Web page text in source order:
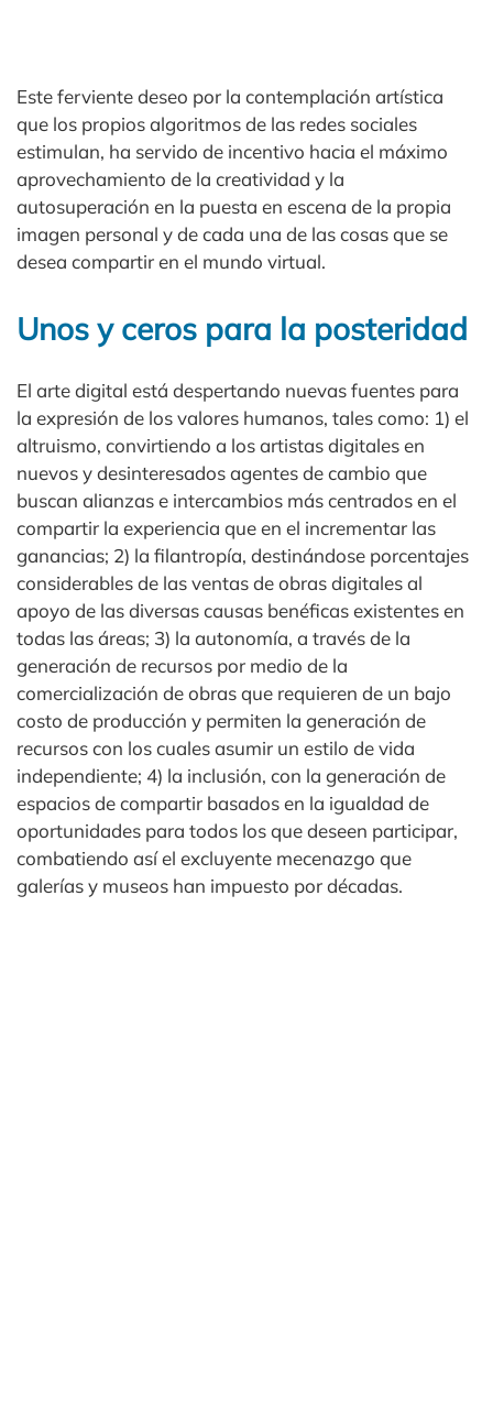
Este ferviente deseo por la contemplación artística
que los propios algoritmos de las redes sociales
estimulan, ha servido de incentivo hacia el máximo
aprovechamiento de la creatividad y la
autosuperación en la puesta en escena de la propia
imagen personal y de cada una de las cosas que se
desea compartir en el mundo virtual.
Unos y ceros para la posteridad
El arte digital está despertando nuevas fuentes para
la expresión de los valores humanos, tales como: 1) el
altruismo, convirtiendo a los artistas digitales en
nuevos y desinteresados agentes de cambio que
buscan alianzas e intercambios más centrados en el
compartir la experiencia que en el incrementar las
ganancias; 2) la filantropía, destinándose porcentajes
considerables de las ventas de obras digitales al
apoyo de las diversas causas benéficas existentes en
todas las áreas; 3) la autonomía, a través de la
generación de recursos por medio de la
comercialización de obras que requieren de un bajo
costo de producción y permiten la generación de
recursos con los cuales asumir un estilo de vida
independiente; 4) la inclusión, con la generación de
espacios de compartir basados en la igualdad de
oportunidades para todos los que deseen participar,
combatiendo así el excluyente mecenazgo que
galerías y museos han impuesto por décadas.